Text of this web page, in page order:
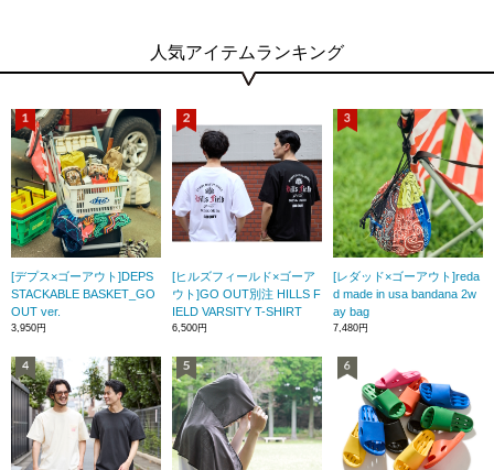
人気アイテムランキング
[デプス×ゴーアウト]DEPS
STACKABLE BASKET_GO
OUT ver.
3,950円
[ヒルズフィールド×ゴーア
ウト]GO OUT別注 HILLS F
IELD VARSITY T-SHIRT
6,500円
[レダッド×ゴーアウト]reda
d made in usa bandana 2w
ay bag
7,480円